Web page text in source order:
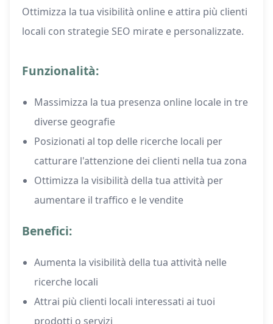
Ottimizza la tua visibilità online e attira più clienti
locali con strategie SEO mirate e personalizzate.
Funzionalità:
Massimizza la tua presenza online locale in tre
diverse geografie
Posizionati al top delle ricerche locali per
catturare l'attenzione dei clienti nella tua zona
Ottimizza la visibilità della tua attività per
aumentare il traffico e le vendite
Benefici:
Aumenta la visibilità della tua attività nelle
ricerche locali
Attrai più clienti locali interessati ai tuoi
prodotti o servizi